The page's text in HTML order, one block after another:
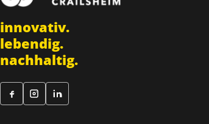
innovativ.
lebendig.
nachhaltig.